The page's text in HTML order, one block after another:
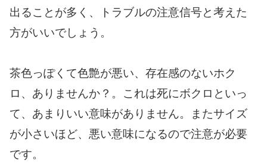
出ることが多く、トラブルの注意信号と考えた
方がいいでしょう。
茶色っぽくて色艶が悪い、存在感のないホク
ロ、ありませんか？。これは死にボクロといっ
て、あまりいい意味がありません。またサイズ
が小さいほど、悪い意味になるので注意が必要
です。